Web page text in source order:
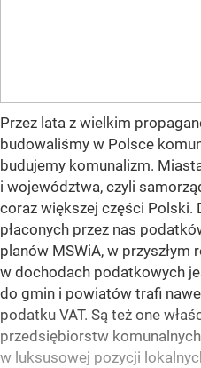
Przez lata z wielkim
budowaliśmy w Polsce
budujemy komunalizm.
i województwa, czyli
coraz większej części Polski.
płaconych przez nas
planów MSWiA, w przyszłym
w dochodach podatkowych
do gmin i powiatów trafi
podatku VAT. Są też one
przedsiębiorstw
w luksusowej pozycji